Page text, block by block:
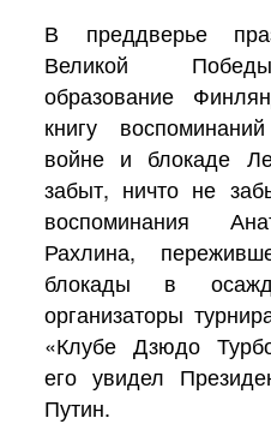
В преддверье
Великой
образование
книгу
войне и блокаде
забыт, ничто не
воспоминания
Рахлина,
блокады в
организаторы
«Клубе Дзюдо
его увидел
Путин.